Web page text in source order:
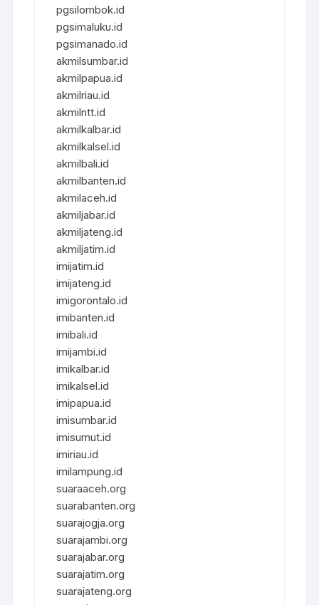
pgsilombok.id
pgsimaluku.id
pgsimanado.id
akmilsumbar.id
akmilpapua.id
akmilriau.id
akmilntt.id
akmilkalbar.id
akmilkalsel.id
akmilbali.id
akmilbanten.id
akmilaceh.id
akmiljabar.id
akmiljateng.id
akmiljatim.id
imijatim.id
imijateng.id
imigorontalo.id
imibanten.id
imibali.id
imijambi.id
imikalbar.id
imikalsel.id
imipapua.id
imisumbar.id
imisumut.id
imiriau.id
imilampung.id
suaraaceh.org
suarabanten.org
suarajogja.org
suarajambi.org
suarajabar.org
suarajatim.org
suarajateng.org